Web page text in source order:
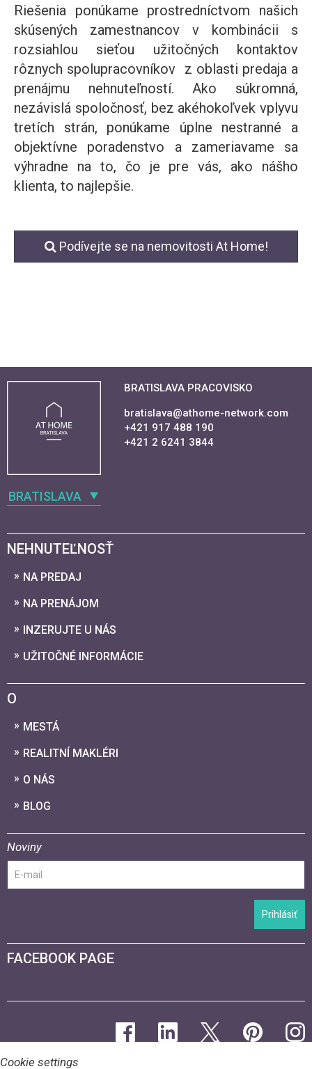
Riešenia ponúkame prostredníctvom našich
skúsených zamestnancov v kombinácii s
rozsiahlou sieťou užitočných kontaktov
rôznych spolupracovníkov z oblasti predaja a
prenájmu nehnuteľností. Ako súkromná,
nezávislá spoločnosť, bez akéhokoľvek vplyvu
tretích strán, ponúkame úplne nestranné a
objektívne poradenstvo a zameriavame sa
výhradne na to, čo je pre vás, ako nášho
klienta, to najlepšie.
Podívejte se na nemovitosti At Home!
BRATISLAVA
BRATISLAVA PRACOVISKO
bratislava@athome-network.com
+421 917 488 190
+421 2 6241 3844
NEHNUTEĽNOSŤ
NA PREDAJ
NA PRENÁJOM
INZERUJTE U NÁS
UŽITOČNÉ INFORMÁCIE
O
MESTÁ
REALITNÍ MAKLÉRI
O NÁS
BLOG
Noviny
Prihlásiť
FACEBOOK PAGE
Cookie settings